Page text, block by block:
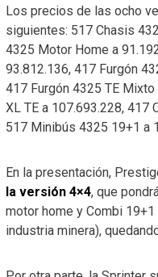
Los precios de las ocho
siguientes: 517 Chasis
4325 Motor Home a
93.812.136, 417 Furgón
417 Furgón 4325 TE
XL TE a 107.693.228, 417
517 Minibús 4325 19+1 a
En la presentación,
la versión 4×4, que
motor home y Combi
industria minera),